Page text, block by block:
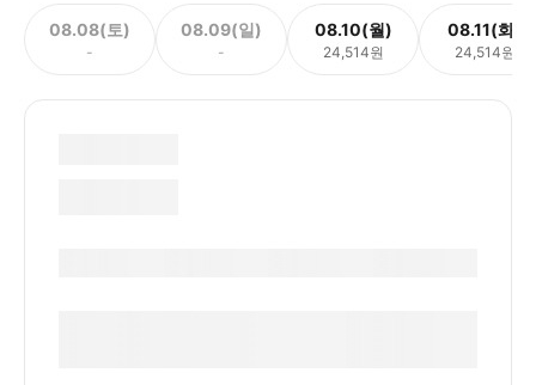
08.08(토)
-
08.09(일)
-
08.10(월)
24,514원
08.11(화)
24,514원